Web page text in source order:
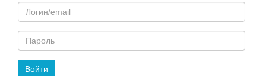
Email
Пароль
Войти